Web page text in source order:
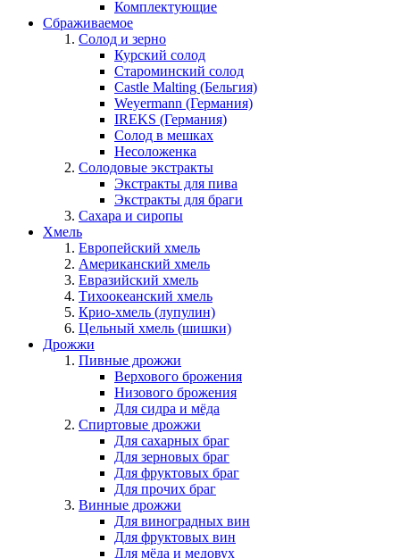
Комплектующие
Сбраживаемое
Солод и зерно
Курский солод
Староминский солод
Castle Malting (Бельгия)
Weyermann (Германия)
IREKS (Германия)
Солод в мешках
Несоложенка
Солодовые экстракты
Экстракты для пива
Экстракты для браги
Сахара и сиропы
Хмель
Европейский хмель
Американский хмель
Евразийский хмель
Тихоокеанский хмель
Крио-хмель (лупулин)
Цельный хмель (шишки)
Дрожжи
Пивные дрожжи
Верхового брожения
Низового брожения
Для сидра и мёда
Спиртовые дрожжи
Для сахарных браг
Для зерновых браг
Для фруктовых браг
Для прочих браг
Винные дрожжи
Для виноградных вин
Для фруктовых вин
Для мёда и медовух